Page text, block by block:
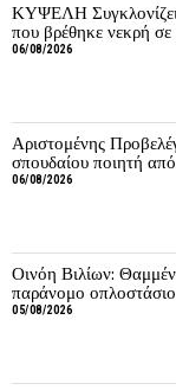
ΚΥΨΕΛΗ Συγκλονίζει
που βρέθηκε νεκρή σε
06/08/2026
Αριστομένης
σπουδαίου ποιητή
06/08/2026
Οινόη Βιλίων:
παράνομο
05/08/2026